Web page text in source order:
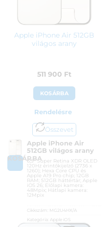
Apple iPhone Air 512GB
világos arany
511 900 Ft
KOSÁRBA
Rendelésre
Összevet
KOSÁRBA
Apple iPhone Air
512GB világos arany
6,5″ Super Retina XDR OLED
120Hz érintőkijelző (2736 x
1260); Hexa Core CPU és
Apple A19 Pro chip; 12GB
RAM; 512GB háttértár; Apple
iOS 26; Előlapi kamera:
48Mpix; Hátlapi kamera:
12Mpix
Cikkszám: MG2U4HX/A
Kategória: Apple iOS